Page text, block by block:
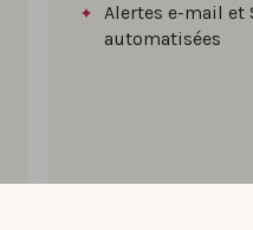
Alertes e-mail et
automatisées